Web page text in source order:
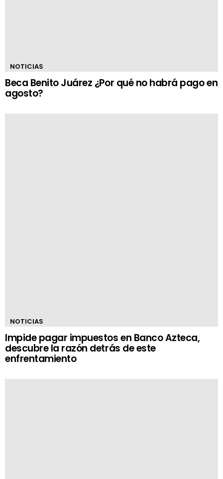
NOTICIAS
Beca Benito Juárez ¿Por qué no habrá pago en
agosto?
NOTICIAS
Impide pagar impuestos en Banco Azteca,
descubre la razón detrás de este
enfrentamiento